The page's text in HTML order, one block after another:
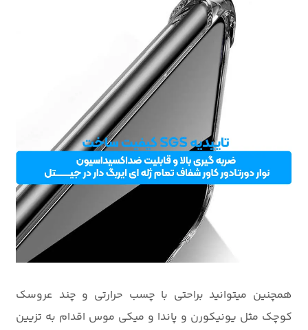
همچنین میتوانید براحتی با چسب حرارتی و چند عروسک
کوچک مثل یونیکورن و پاندا و میکی موس اقدام به تزیین